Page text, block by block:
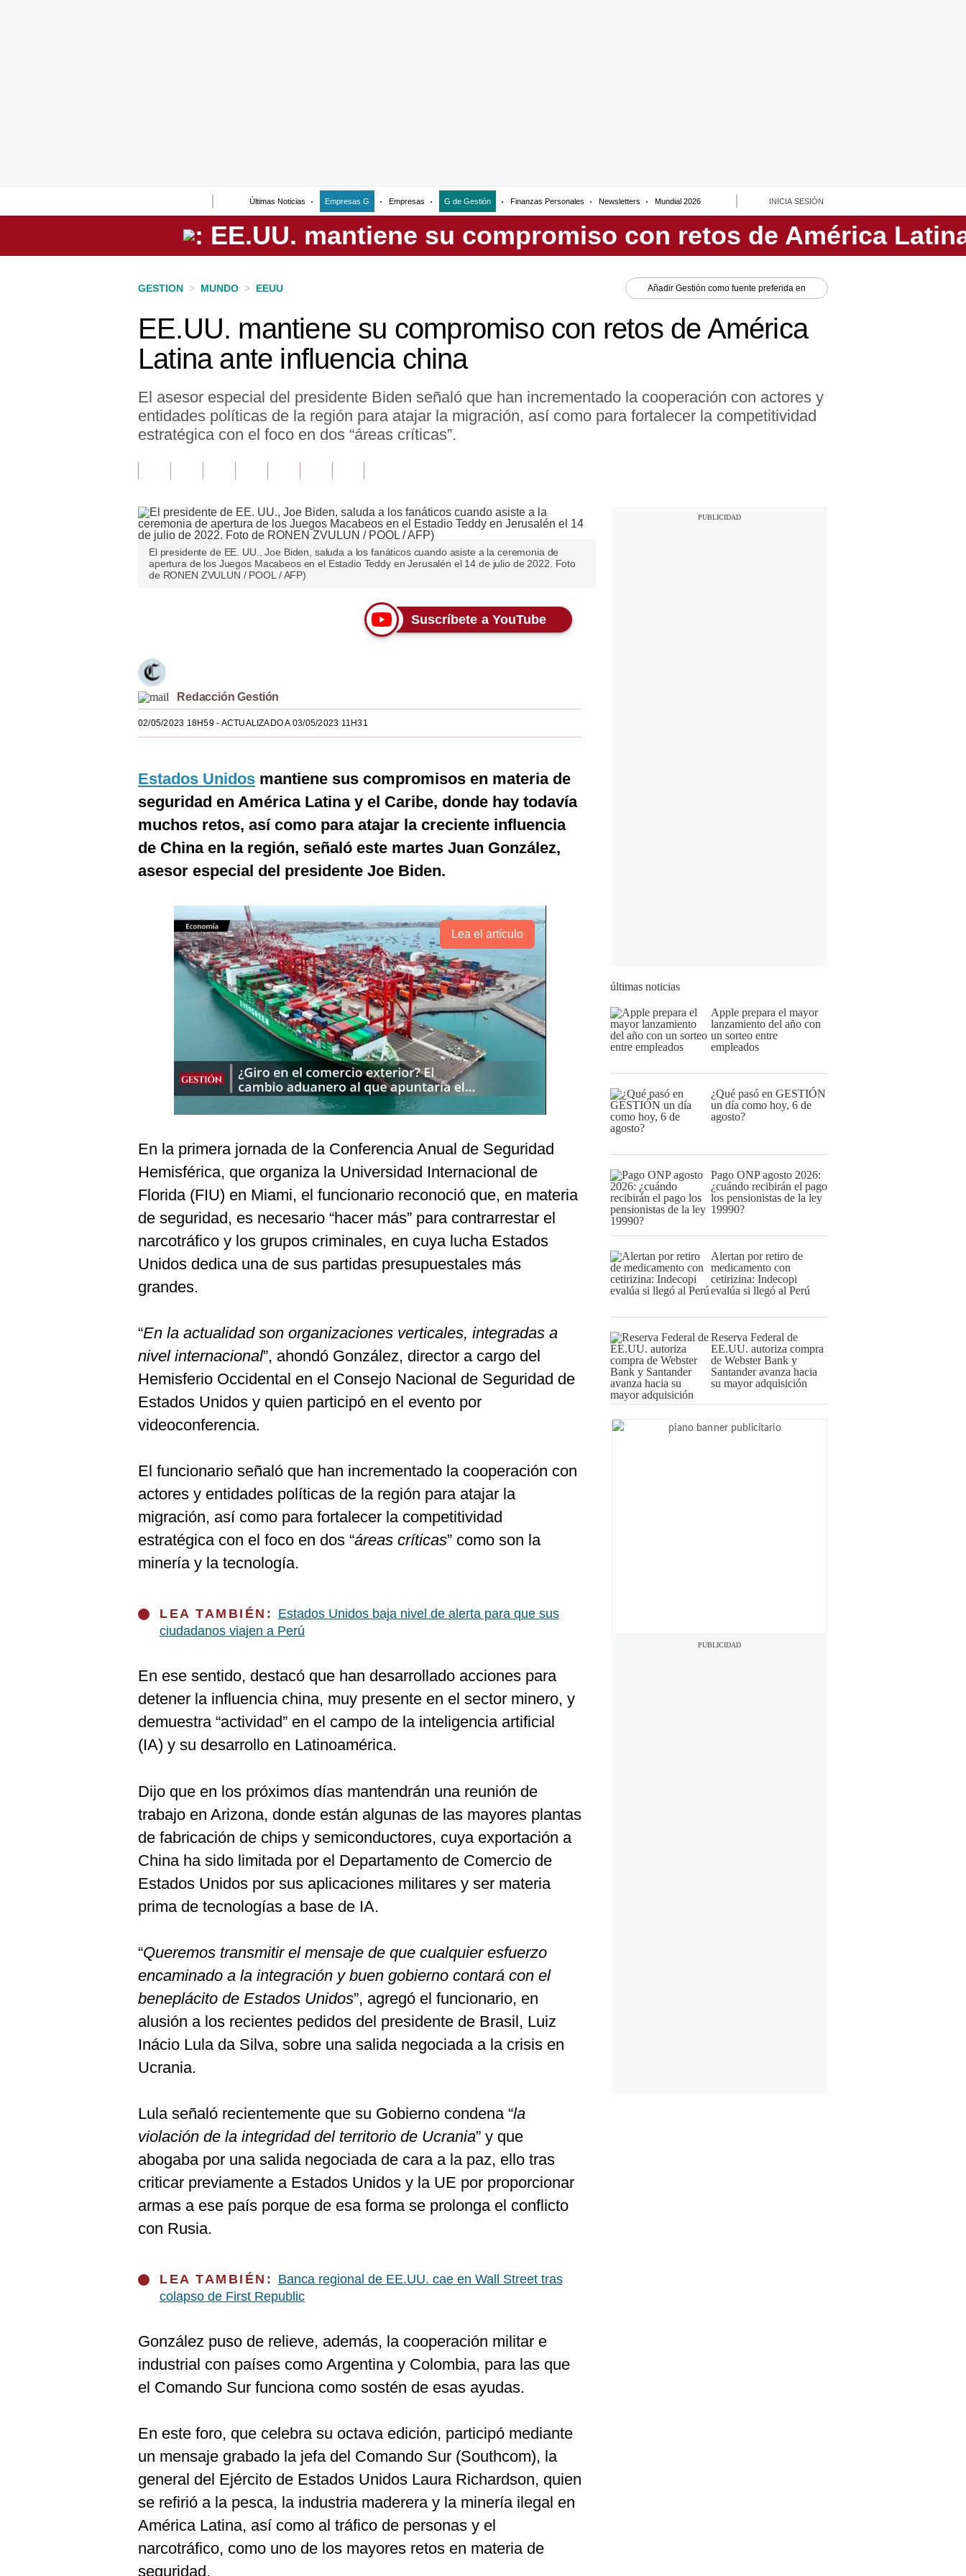
Últimas Noticias Empresas G Empresas G de Gestión Finanzas Personales Newsletters Mundial 2026 INICIA SESIÓN
Perú
GESTION > MUNDO > EEUU Añadir Gestión como fuente preferida en
EE.UU. mantiene su compromiso con retos de América
Latina ante influencia china
El asesor especial del presidente Biden señaló que han incrementado la cooperación con actores y
entidades políticas de la región para atajar la migración, así como para fortalecer la competitividad
estratégica con el foco en dos “áreas críticas”.
El presidente de EE. UU., Joe Biden, saluda a los fanáticos cuando asiste a la ceremonia de
apertura de los Juegos Macabeos en el Estadio Teddy en Jerusalén el 14 de julio de 2022. Foto
de RONEN ZVULUN / POOL / AFP)
Suscríbete a YouTube
Redacción Gestión
02/05/2023 18H59- ACTUALIZADO A 03/05/2023 11H31
Estados Unidos mantiene sus compromisos en materia de
seguridad en América Latina y el Caribe, donde hay todavía
muchos retos, así como para atajar la creciente influencia
de China en la región, señaló este martes Juan González,
asesor especial del presidente Joe Biden.
Lea el artículo
En la primera jornada de la Conferencia Anual de Seguridad
Hemisférica, que organiza la Universidad Internacional de
Florida (FIU) en Miami, el funcionario reconoció que, en materia
de seguridad, es necesario “hacer más” para contrarrestar el
narcotráfico y los grupos criminales, en cuya lucha Estados
Unidos dedica una de sus partidas presupuestales más
grandes.
“En la actualidad son organizaciones verticales, integradas a
nivel internacional”, ahondó González, director a cargo del
Hemisferio Occidental en el Consejo Nacional de Seguridad de
Estados Unidos y quien participó en el evento por
videoconferencia.
El funcionario señaló que han incrementado la cooperación con
actores y entidades políticas de la región para atajar la
migración, así como para fortalecer la competitividad
estratégica con el foco en dos “áreas críticas” como son la
minería y la tecnología.
LEA TAMBIÉN: Estados Unidos baja nivel de alerta para que sus
ciudadanos viajen a Perú
En ese sentido, destacó que han desarrollado acciones para
detener la influencia china, muy presente en el sector minero, y
demuestra “actividad” en el campo de la inteligencia artificial
(IA) y su desarrollo en Latinoamérica.
Dijo que en los próximos días mantendrán una reunión de
trabajo en Arizona, donde están algunas de las mayores plantas
de fabricación de chips y semiconductores, cuya exportación a
China ha sido limitada por el Departamento de Comercio de
Estados Unidos por sus aplicaciones militares y ser materia
prima de tecnologías a base de IA.
“Queremos transmitir el mensaje de que cualquier esfuerzo
encaminado a la integración y buen gobierno contará con el
beneplácito de Estados Unidos”, agregó el funcionario, en
alusión a los recientes pedidos del presidente de Brasil, Luiz
Inácio Lula da Silva, sobre una salida negociada a la crisis en
Ucrania.
Lula señaló recientemente que su Gobierno condena “la
violación de la integridad del territorio de Ucrania” y que
abogaba por una salida negociada de cara a la paz, ello tras
criticar previamente a Estados Unidos y la UE por proporcionar
armas a ese país porque de esa forma se prolonga el conflicto
con Rusia.
LEA TAMBIÉN: Banca regional de EE.UU. cae en Wall Street tras
colapso de First Republic
González puso de relieve, además, la cooperación militar e
industrial con países como Argentina y Colombia, para las que
el Comando Sur funciona como sostén de esas ayudas.
En este foro, que celebra su octava edición, participó mediante
un mensaje grabado la jefa del Comando Sur (Southcom), la
general del Ejército de Estados Unidos Laura Richardson, quien
se refirió a la pesca, la industria maderera y la minería ilegal en
América Latina, así como al tráfico de personas y el
narcotráfico, como uno de los mayores retos en materia de
seguridad.
últimas noticias
Apple prepara el mayor
lanzamiento del año con
un sorteo entre
empleados
¿Qué pasó en GESTIÓN
un día como hoy, 6 de
agosto?
Pago ONP agosto 2026:
¿cuándo recibirán el pago
los pensionistas de la ley
19990?
Alertan por retiro de
medicamento con
cetirizina: Indecopi
evalúa si llegó al Perú
Reserva Federal de
EE.UU. autoriza compra
de Webster Bank y
Santander avanza hacia
su mayor adquisición